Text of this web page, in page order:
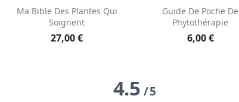
Aperçu rapide
Ma Bible Des Plantes Qui
Soignent
27,00 €
Aperçu rapide
Guide De Poche De
Phytothérapie
6,00 €
4.5/5